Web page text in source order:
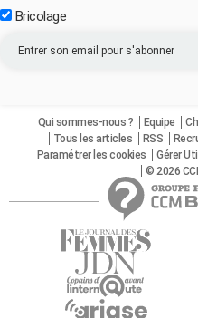
Bricolage
Qui sommes-nous ? Equipe
Tous les articles
RSS
Paramétrer les cookies
Gérer
© 2026